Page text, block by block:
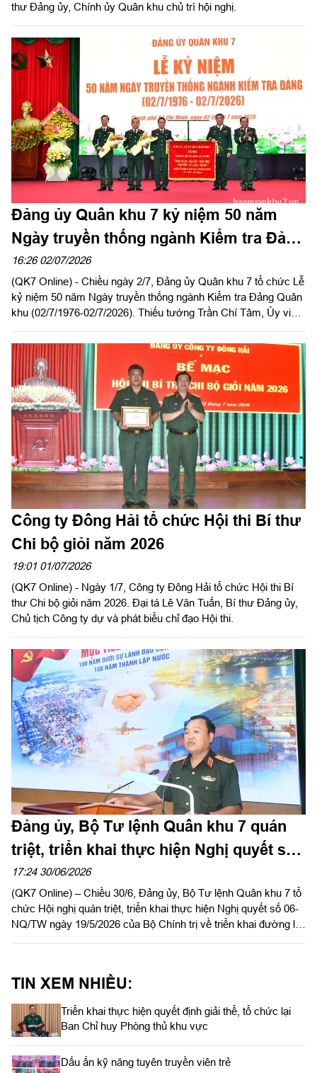
thư Đảng ủy, Chính ủy Quân khu chủ trì hội nghị.
Đảng ủy Quân khu 7 kỷ niệm 50 năm
Ngày truyền thống ngành Kiểm tra Đảng
Quân khu (02/7/1976-02/7/2026)
16:26 02/07/2026
(QK7 Online) - Chiều ngày 2/7, Đảng ủy Quân khu 7 tổ chức Lễ
kỷ niệm 50 năm Ngày truyền thống ngành Kiểm tra Đảng Quân
khu (02/7/1976-02/7/2026). Thiếu tướng Trần Chí Tâm, Ủy viên
UBKT Đảng ủy Quân khu dự và chủ trì buổi lễ.
Công ty Đông Hải tổ chức Hội thi Bí thư
Chi bộ giỏi năm 2026
19:01 01/07/2026
(QK7 Online) - Ngày 1/7, Công ty Đông Hải tổ chức Hội thi Bí
thư Chi bộ giỏi năm 2026. Đại tá Lê Văn Tuấn, Bí thư Đảng ủy,
Chủ tịch Công ty dự và phát biểu chỉ đạo Hội thi.
Đảng ủy, Bộ Tư lệnh Quân khu 7 quán
triệt, triển khai thực hiện Nghị quyết số
06-NQ/TW
17:24 30/06/2026
(QK7 Online) – Chiều 30/6, Đảng ủy, Bộ Tư lệnh Quân khu 7 tổ
chức Hội nghị quán triệt, triển khai thực hiện Nghị quyết số 06-
NQ/TW ngày 19/5/2026 của Bộ Chính trị về triển khai đường lối
TIN XEM NHIỀU:
Triển khai thực hiện quyết định giải thể, tổ chức lại
Ban Chỉ huy Phòng thủ khu vực
Dấu ấn kỹ năng tuyên truyền viên trẻ